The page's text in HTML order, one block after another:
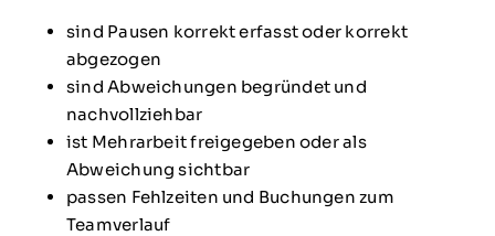
sind Pausen korrekt erfasst oder korrekt
abgezogen
sind Abweichungen begründet und
nachvollziehbar
ist Mehrarbeit freigegeben oder als
Abweichung sichtbar
passen Fehlzeiten und Buchungen zum
Teamverlauf